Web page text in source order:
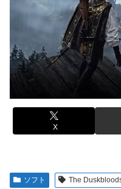
【画像】台湾とフラン
た「避難所」がこちら
【悲報】息子がみいち
理。普通の家庭を築き
【悲報】エアコン業者
【胸糞】Zクソガキ、
やる夫「催眠アプリを
女性「レイプされまし
ので訴えます」
【艦これ】イベントぼ
終わったらみんな何して
【艦これ】デイス 他
日本代表DF冨安健洋の
が正式決定 鎌田大地
【画像】山ガールさん
X
ソフト The